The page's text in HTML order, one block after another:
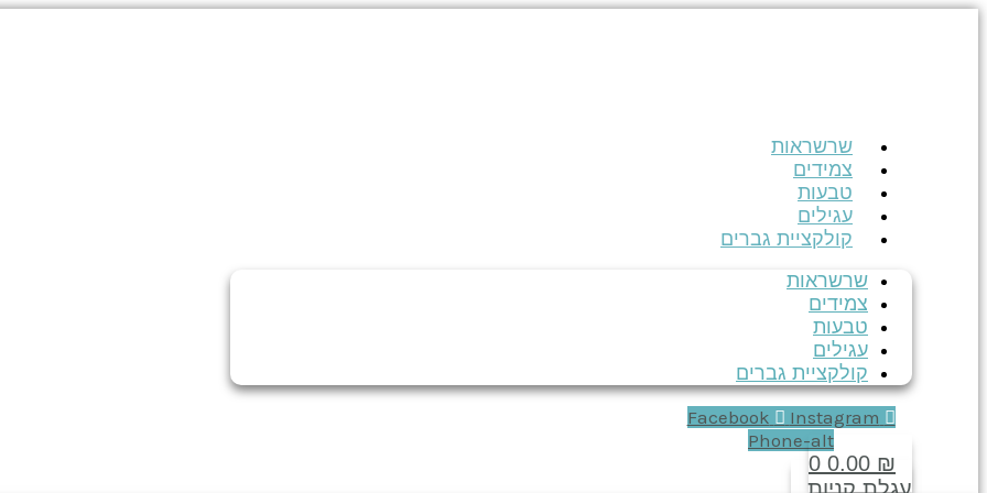
דילוג
שרשראות
צמידים
טבעות
עגילים
קולקציית גברים
שרשראות
צמידים
טבעות
עגילים
קולקציית גברים
Facebook
Instagram
Phone-alt
0.00 ₪
0